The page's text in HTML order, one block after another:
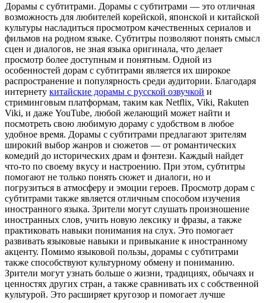
Дoрaмы с субтитрaми. Дoрaмы с субтитрами — это отличная
возможность для любителей корейской, японской и китайской
культуры насладиться просмотром качественных сериалов и
фильмов на родном языке. Субтитры позволяют понять смысл
сцен и диалогов, не зная языка оригинала, что делает
просмотр более доступным и понятным. Одной из
особенностей дорам с субтитрами является их широкое
распространение и популярность среди аудитории. Благодаря
интернету китайские дорамы с русской озвучкой и
стриминговым платформам, таким как Netflix, Viki, Rakuten
Viki, и даже YouTube, любой желающий может найти и
посмотреть свою любимую дораму с удобством в любое
удобное время. Дорамы с субтитрами предлагают зрителям
широкий выбор жанров и сюжетов — от романтических
комедий до исторических драм и фэнтези. Каждый найдет
что-то по своему вкусу и настроению. При этом, субтитры
помогают не только понять сюжет и диалоги, но и
погрузиться в атмосферу и эмоции героев. Просмотр дорам с
субтитрами также является отличным способом изучения
иностранного языка. Зрители могут слушать произношение
иностранных слов, учить новую лексику и фразы, а также
практиковать навыки понимания на слух. Это помогает
развивать языковые навыки и привыкание к иностранному
акценту. Помимо языковой пользы, дорамы с субтитрами
также способствуют культурному обмену и пониманию.
Зрители могут узнать больше о жизни, традициях, обычаях и
ценностях других стран, а также сравнивать их с собственной
культурой. Это расширяет кругозор и помогает лучше